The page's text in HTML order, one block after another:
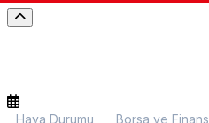
Hava Durumu Borsa ve Finans